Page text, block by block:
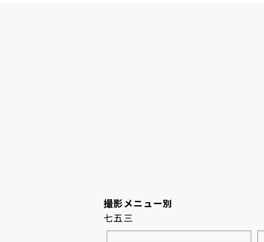
撮影メニュー別
七五三